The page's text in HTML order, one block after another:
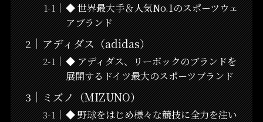
◆ 世界最大手＆人気No.1のスポーツウェ
アブランド
アディダス（adidas）
◆ アディダス、リーボックのブランドを
展開するドイツ最大のスポーツブランド
ミズノ（MIZUNO）
◆ 野球をはじめ様々な競技に全力を注い